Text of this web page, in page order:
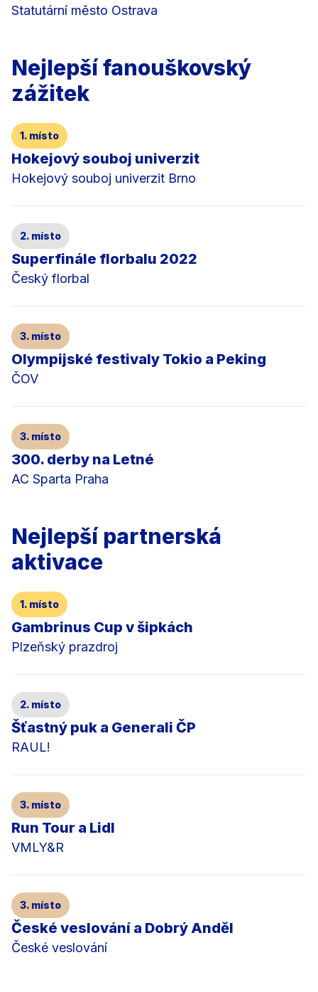
Statutární město Ostrava
Nejlepší fanouškovský
zážitek
1. místo
Hokejový souboj univerzit
Hokejový souboj univerzit Brno
2. místo
Superfinále florbalu 2022
Český florbal
3. místo
Olympijské festivaly Tokio a Peking
ČOV
3. místo
300. derby na Letné
AC Sparta Praha
Nejlepší partnerská
aktivace
1. místo
Gambrinus Cup v šipkách
Plzeňský prazdroj
2. místo
Šťastný puk a Generali ČP
RAUL!
3. místo
Run Tour a Lidl
VMLY&R
3. místo
České veslování a Dobrý Anděl
České veslování